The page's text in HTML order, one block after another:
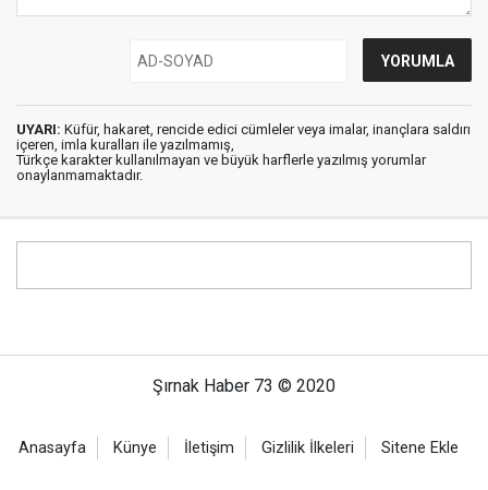
UYARI: Küfür, hakaret, rencide edici cümleler veya imalar, inançlara saldırı
içeren, imla kuralları ile yazılmamış,
Türkçe karakter kullanılmayan ve büyük harflerle yazılmış yorumlar
onaylanmamaktadır.
Şırnak Haber 73 © 2020
Anasayfa Künye İletişim Gizlilik İlkeleri Sitene Ekle